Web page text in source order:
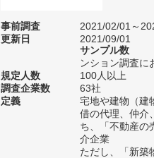
事前調査
2021/02/01～
更新日
2021/09/01
サンプル数
ンション調査に
規定人数
100人以上
調査企業数
63社
定義
宅地や建物（建
借の代理、仲介
ち、「不動産の
介企業
ただし、「新築